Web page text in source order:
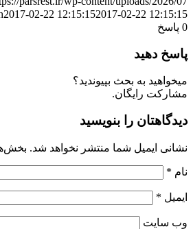
2017-02-22 12:15:152017-02-22 12:15:15
0 پاسخ
پاسخ دهید
میخواهید به بحث بپیوندید؟
مشارکت رایگان.
دیدگاهتان را بنویسید
نشانی ایمیل شما منتشر نخواهد شد.
نام *
ایمیل *
وب‌ سایت